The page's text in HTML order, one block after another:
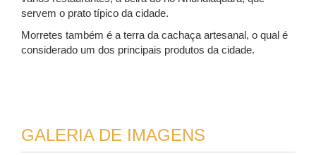
servem o prato típico da cidade.
Morretes também é a terra da cachaça artesanal, o qual é
considerado um dos principais produtos da cidade.
GALERIA DE IMAGENS